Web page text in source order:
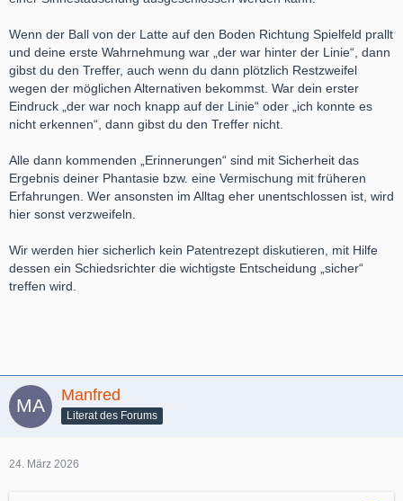
Wenn der Ball von der Latte auf den Boden Richtung Spielfeld prallt
und deine erste Wahrnehmung war „der war hinter der Linie“, dann
gibst du den Treffer, auch wenn du dann plötzlich Restzweifel
wegen der möglichen Alternativen bekommst. War dein erster
Eindruck „der war noch knapp auf der Linie“ oder „ich konnte es
nicht erkennen“, dann gibst du den Treffer nicht.
Alle dann kommenden „Erinnerungen“ sind mit Sicherheit das
Ergebnis deiner Phantasie bzw. eine Vermischung mit früheren
Erfahrungen. Wer ansonsten im Alltag eher unentschlossen ist, wird
hier sonst verzweifeln.
Wir werden hier sicherlich kein Patentrezept diskutieren, mit Hilfe
dessen ein Schiedsrichter die wichtigste Entscheidung „sicher“
treffen wird.
Manfred
Literat des Forums
24. März 2026